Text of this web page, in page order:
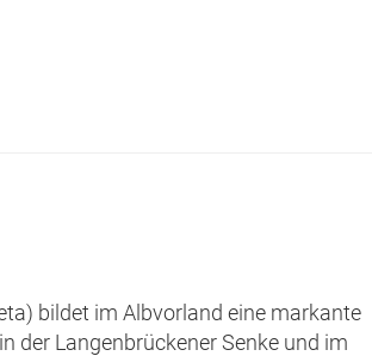
bildet im Albvorland eine markante
der Langenbrückener Senke und im